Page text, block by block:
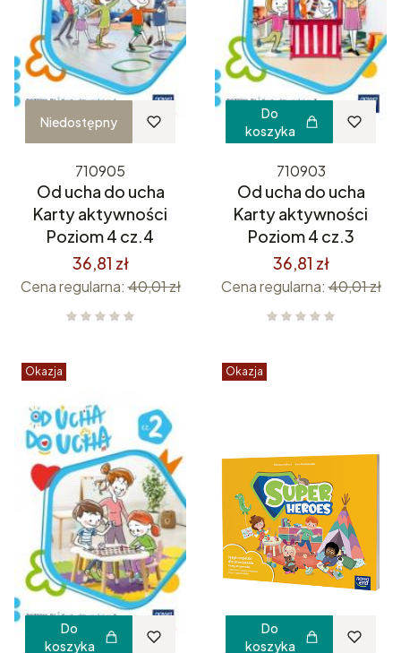
Niedostępny
710905
Od ucha do ucha
Karty aktywności
Poziom 4 cz.4
36,81 zł
Cena regularna: 40,01 zł
Do
koszyka
710903
Od ucha do ucha
Karty aktywności
Poziom 4 cz.3
36,81 zł
Cena regularna: 40,01 zł
Okazja
Do
koszyka
Okazja
Do
koszyka